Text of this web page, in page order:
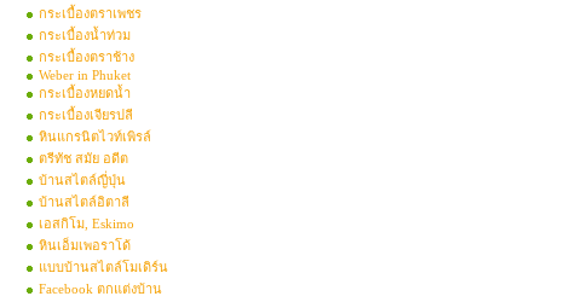
กระเบื้องตราเพชร
กระเบื้องน้ำท่วม
กระเบื้องตราช้าง
Weber in Phuket
กระเบื้องหยดน้ำ
กระเบื้องเจียรปลี
หินแกรนิตไวท์เพิรล์
ตรีทัช สมัย อดีต
บ้านสไตล์ญี่ปุ่น
บ้านสไตล์อิตาลี
เอสกิโม, Eskimo
หินเอ็มเพอราโด้
แบบบ้านสไตล์โมเดิร์น
Facebook ตกแต่งบ้าน